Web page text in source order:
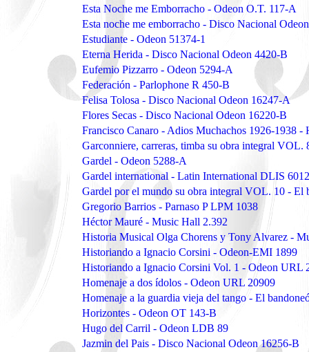
Esta Noche me Emborracho - Odeon O.T. 117-A
Esta noche me emborracho - Disco Nacional
Estudiante - Odeon 51374-1
Eterna Herida - Disco Nacional Odeon 4420-B
Eufemio Pizzarro - Odeon 5294-A
Federación - Parlophone R 450-B
Felisa Tolosa - Disco Nacional Odeon 16247-A
Flores Secas - Disco Nacional Odeon 16220-B
Francisco Canaro - Adios Muchachos 1926-1938
Garconniere, carreras, timba su obra integral
Gardel - Odeon 5288-A
Gardel international - Latin International DLIS 6012
Gardel por el mundo su obra integral VOL. 10 - El
Gregorio Barrios - Parnaso P LPM 1038
Héctor Mauré - Music Hall 2.392
Historia Musical Olga Chorens y Tony Alvarez -
Historiando a Ignacio Corsini - Odeon-EMI 1899
Historiando a Ignacio Corsini Vol. 1 - Odeon URL
Homenaje a dos ídolos - Odeon URL 20909
Homenaje a la guardia vieja del tango - El
Horizontes - Odeon OT 143-B
Hugo del Carril - Odeon LDB 89
Jazmin del Pais - Disco Nacional Odeon 16256-B